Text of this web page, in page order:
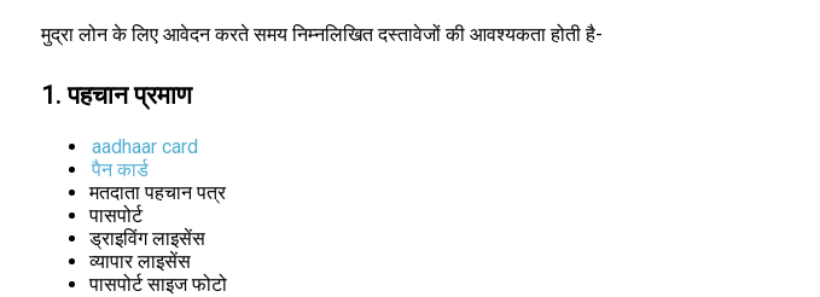
मुद्रा लोन के लिए आवेदन करते समय निम्नलिखित दस्तावेजों की आवश्यकता होती है-
1. पहचान प्रमाण
aadhaar card
पैन कार्ड
मतदाता पहचान पत्र
पासपोर्ट
ड्राइविंग लाइसेंस
व्यापार लाइसेंस
पासपोर्ट साइज फोटो